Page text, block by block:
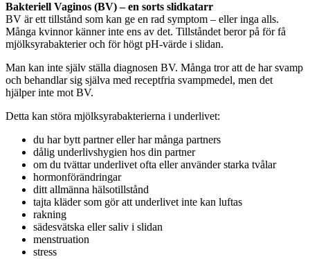
Bakteriell Vaginos (BV) – en sorts slidkatarr
BV är ett tillstånd som kan ge en rad symptom – eller inga alls.
Många kvinnor känner inte ens av det. Tillståndet beror på för få
mjölksyrabakterier och för högt pH-värde i slidan.
Man kan inte själv ställa diagnosen BV. Många tror att de har svamp
och behandlar sig själva med receptfria svampmedel, men det
hjälper inte mot BV.
Detta kan störa mjölksyrabakterierna i underlivet:
du har bytt partner eller har många partners
dålig underlivshygien hos din partner
om du tvättar underlivet ofta eller använder starka tvålar
hormonförändringar
ditt allmänna hälsotillstånd
tajta kläder som gör att underlivet inte kan luftas
rakning
sädesvätska eller saliv i slidan
menstruation
stress